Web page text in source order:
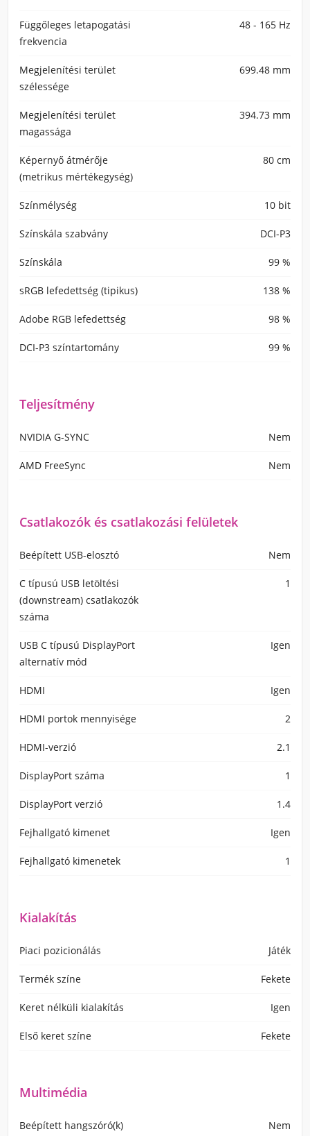
Függőleges letapogatási
frekvencia
48 - 165 Hz
Megjelenítési terület
szélessége
699.48 mm
Megjelenítési terület
magassága
394.73 mm
Képernyő átmérője
(metrikus mértékegység)
80 cm
Színmélység 10 bit
Színskála szabvány DCI-P3
Színskála 99 %
sRGB lefedettség (tipikus) 138 %
Adobe RGB lefedettség 98 %
DCI-P3 színtartomány 99 %
Teljesítmény
NVIDIA G-SYNC Nem
AMD FreeSync Nem
Csatlakozók és csatlakozási felületek
Beépített USB-elosztó Nem
C típusú USB letöltési
(downstream) csatlakozók
száma
1
USB C típusú DisplayPort
alternatív mód
Igen
HDMI Igen
HDMI portok mennyisége 2
HDMI-verzió 2.1
DisplayPort száma 1
DisplayPort verzió 1.4
Fejhallgató kimenet Igen
Fejhallgató kimenetek 1
Kialakítás
Piaci pozicionálás Játék
Termék színe Fekete
Keret nélküli kialakítás Igen
Első keret színe Fekete
Multimédia
Beépített hangszóró(k) Nem